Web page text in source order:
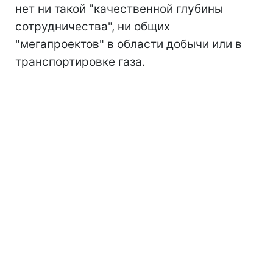
нет ни такой "качественной глубины
сотрудничества", ни общих
"мегапроектов" в области добычи или в
транспортировке газа.